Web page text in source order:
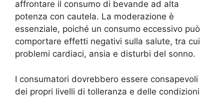
affrontare il consumo di bevande ad alta
potenza con cautela. La moderazione è
essenziale, poiché un consumo eccessivo può
comportare effetti negativi sulla salute, tra cui
problemi cardiaci, ansia e disturbi del sonno.
I consumatori dovrebbero essere consapevoli
dei propri livelli di tolleranza e delle condizioni